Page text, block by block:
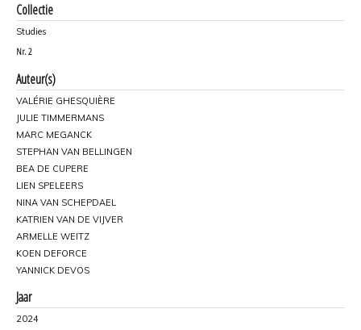
Collectie
Studies
Nr. 2
Auteur(s)
VALÉRIE GHESQUIÈRE
JULIE TIMMERMANS
MARC MEGANCK
STEPHAN VAN BELLINGEN
BEA DE CUPERE
LIEN SPELEERS
NINA VAN SCHEPDAEL
KATRIEN VAN DE VIJVER
ARMELLE WEITZ
KOEN DEFORCE
YANNICK DEVOS
Jaar
2024